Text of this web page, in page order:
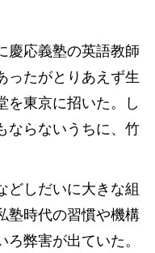
慶応義塾の英語教師
ったがとりあえず生
を東京に招いた。し
ならないうちに、竹
どしだいに大きな組
塾時代の習慣や機構
弊害が出ていた。